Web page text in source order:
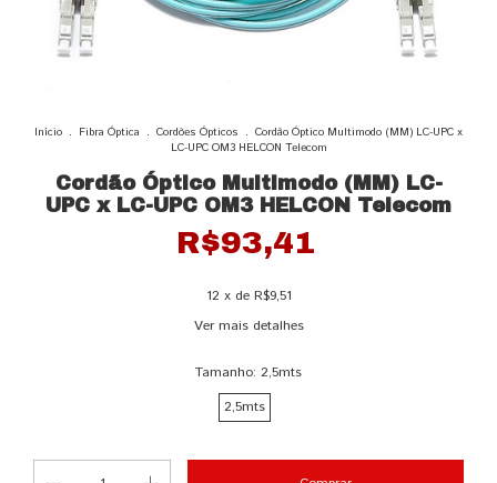
Início . Fibra Óptica . Cordões Ópticos . Cordão Óptico Multimodo (MM) LC-UPC x
LC-UPC OM3 HELCON Telecom
Cordão Óptico Multimodo (MM) LC-
UPC x LC-UPC OM3 HELCON Telecom
R$93,41
12 x de R$9,51
Ver mais detalhes
Tamanho: 2,5mts
2,5mts